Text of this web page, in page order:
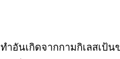
อันเกิดจากกามกิเลสเป้น